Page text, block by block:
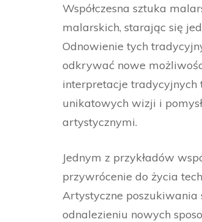
Współczesna sztuka
malarskich, starając się
Odnowienie tych
odkrywać nowe
interpretacje
unikatowych wizji i
artystycznymi.
Jednym z przykładów
przywrócenie do życia
Artystyczne poszukiwania
odnalezieniu nowych